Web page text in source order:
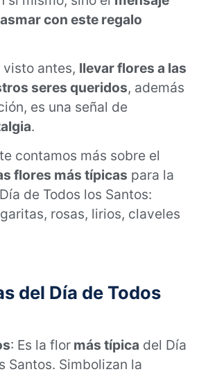
con este regalo
visto antes, llevar flores a las
seres queridos, además
es una señal de
.
contamos más sobre el
flores más típicas para la
de Todos los Santos:
rosas, lirios, claveles
del Día de Todos
: Es la flor más típica del Día
Santos. Simbolizan la